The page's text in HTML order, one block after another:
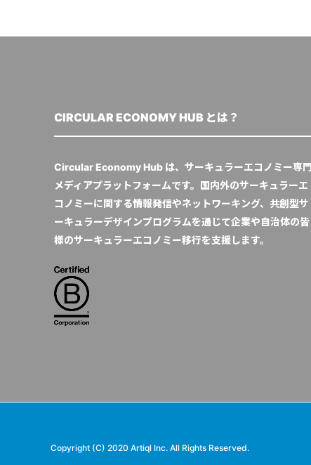
CIRCULAR ECONOMY HUB とは？
Circular Economy Hub は、サーキュラーエコノミー専門
メディアプラットフォームです。国内外のサーキュラーエ
コノミーに関する情報発信やネットワーキング、共創型サ
ーキュラーデザインプログラムを通じて企業や自治体の皆
様のサーキュラーエコノミー移行を支援します。
Copyright (C) 2020 Artiql Inc. All Rights Reserved.